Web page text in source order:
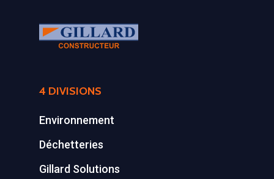
4 DIVISIONS
Environnement
Déchetteries
Gillard Solutions